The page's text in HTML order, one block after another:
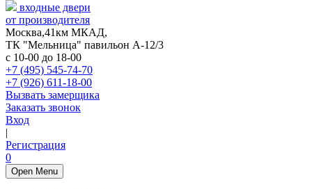
входные двери
от производителя
Москва,41км МКАД,
ТК "Мельница" павильон А-12/3
с 10-00 до 18-00
+7 (495) 545-74-70
+7 (926) 611-18-00
Вызвать замерщика
Заказать звонок
Вход
|
Регистрация
0
Open Menu